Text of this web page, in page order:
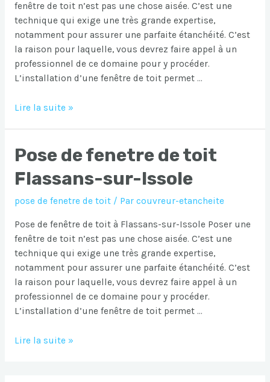
fenêtre de toit n’est pas une chose aisée. C’est une
technique qui exige une très grande expertise,
notamment pour assurer une parfaite étanchéité. C’est
la raison pour laquelle, vous devrez faire appel à un
professionnel de ce domaine pour y procéder.
L’installation d’une fenêtre de toit permet …
Pose
de
toit
Flassans-
Issole
Lire la suite »
Pose de fenetre de toit
Flassans-sur-Issole
pose de fenetre de toit/ Par couvreur-etancheite
Pose de fenêtre de toit à Flassans-sur-Issole Poser une
fenêtre de toit n’est pas une chose aisée. C’est une
technique qui exige une très grande expertise,
notamment pour assurer une parfaite étanchéité. C’est
la raison pour laquelle, vous devrez faire appel à un
professionnel de ce domaine pour y procéder.
L’installation d’une fenêtre de toit permet …
Pose
Lire la suite »